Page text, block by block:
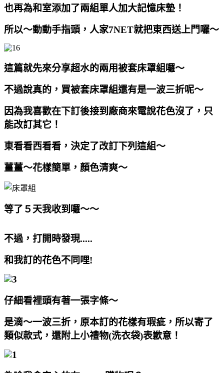
也再為和室添加了兩組單人加大記憶床墊！
所以～動動手指頭，人家7NET就把東西送上門囉～
這篇就先來分享超水的兩用被套床罩組囉～
不過說真的，買被套床罩組還有是一波三折呢～
因為我喜歡在下訂後接到廠商來電說花色沒了，只
能改訂其它！
東看看西看看，決定了改訂下列這組～
薑薑～花樣簡單，顏色清爽～
等了５天我收到囉～～
不過，打開時發現.....
和我訂的花色不同哩!
仔細看裡頭有著一張字條～
是滴～一波三折，原本訂的花樣有瑕疵，所以寄了
類似款式，還附上小禮物(洗衣袋)表歉意！